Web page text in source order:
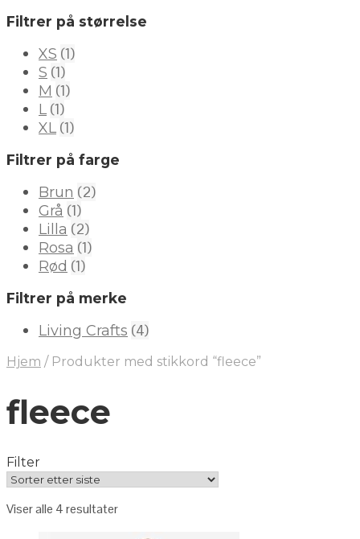
Filtrer på størrelse
XS (1)
S (1)
M (1)
L (1)
XL (1)
Filtrer på farge
Brun (2)
Grå (1)
Lilla (2)
Rosa (1)
Rød (1)
Filtrer på merke
Living Crafts (4)
Hjem / Produkter med stikkord “fleece”
fleece
Filter
Viser alle 4 resultater